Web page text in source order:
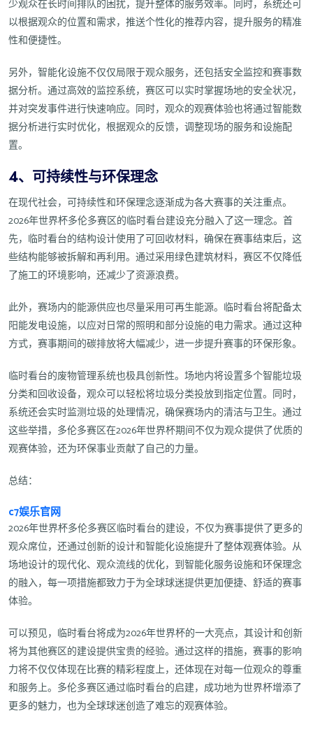
少观众在长时间排队的困扰，提升整体的服务效率。同时，系统还可
以根据观众的位置和需求，推送个性化的推荐内容，提升服务的精准
性和便捷性。
另外，智能化设施不仅仅局限于观众服务，还包括安全监控和赛事数
据分析。通过高效的监控系统，赛区可以实时掌握场地的安全状况，
并对突发事件进行快速响应。同时，观众的观赛体验也将通过智能数
据分析进行实时优化，根据观众的反馈，调整现场的服务和设施配
置。
4、可持续性与环保理念
在现代社会，可持续性和环保理念逐渐成为各大赛事的关注重点。
2026年世界杯多伦多赛区的临时看台建设充分融入了这一理念。首
先，临时看台的结构设计使用了可回收材料，确保在赛事结束后，这
些结构能够被拆解和再利用。通过采用绿色建筑材料，赛区不仅降低
了施工的环境影响，还减少了资源浪费。
此外，赛场内的能源供应也尽量采用可再生能源。临时看台将配备太
阳能发电设施，以应对日常的照明和部分设施的电力需求。通过这种
方式，赛事期间的碳排放将大幅减少，进一步提升赛事的环保形象。
临时看台的废物管理系统也极具创新性。场地内将设置多个智能垃圾
分类和回收设备，观众可以轻松将垃圾分类投放到指定位置。同时，
系统还会实时监测垃圾的处理情况，确保赛场内的清洁与卫生。通过
这些举措，多伦多赛区在2026年世界杯期间不仅为观众提供了优质的
观赛体验，还为环保事业贡献了自己的力量。
总结：
c7娱乐官网
2026年世界杯多伦多赛区临时看台的建设，不仅为赛事提供了更多的
观众席位，还通过创新的设计和智能化设施提升了整体观赛体验。从
场地设计的现代化、观众流线的优化，到智能化服务设施和环保理念
的融入，每一项措施都致力于为全球球迷提供更加便捷、舒适的赛事
体验。
可以预见，临时看台将成为2026年世界杯的一大亮点，其设计和创新
将为其他赛区的建设提供宝贵的经验。通过这样的措施，赛事的影响
力将不仅仅体现在比赛的精彩程度上，还体现在对每一位观众的尊重
和服务上。多伦多赛区通过临时看台的启建，成功地为世界杯增添了
更多的魅力，也为全球球迷创造了难忘的观赛体验。